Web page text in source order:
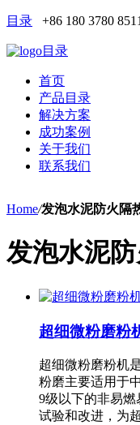
目录 +86 180 3780 8511
目录
首页
产品目录
解决方案
成功案例
关于我们
联系我们
Home/发泡水泥防火隔
发泡水泥
超细微粉磨粉
超细微粉磨粉机
粉磨主要适用于
9级以下的非易
试验和改进，为